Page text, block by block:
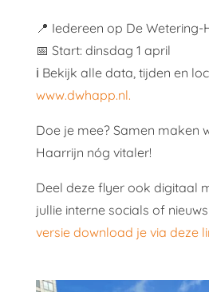
📍 Iedereen op De
📅 Start: dinsdag 1 april
ℹ️ Bekijk alle data, tijden en
www.dwhapp.nl.
Doe je mee? Samen maken
Haarrijn nóg vitaler!
Deel deze flyer ook digitaal
jullie interne socials of
versie download je via deze